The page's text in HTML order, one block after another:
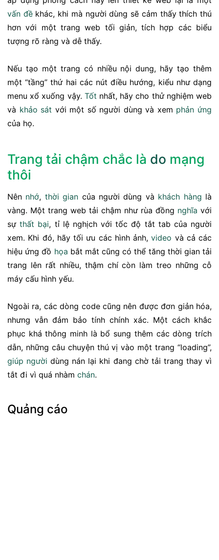
vấn đềkhác, khi mà người dùng sẽ cảm thấy thích thú
hơn với một trang web tối giản, tích hợp các biểu
tượng rõ ràng và dễ thấy.
Nếu tạo một trang có nhiều nội dung, hãy tạo thêm
một “tầng” thứ hai các nút điều hướng, kiểu như dạng
menu xổ xuống vậy. Tốt nhất, hãy cho thử nghiệm web
và khảo sát với một số người dùng và xem phản ứng
của họ.
Trang tải chậm chắc là do mạng
thôi
Nên nhớ, thời gian của người dùng và khách hàng là
vàng. Một trang web tải chậm như rùa đồng nghĩa với
sựthất bại, tỉ lệ nghịch với tốc độ tắt tab của người
xem. Khi đó, hãy tối ưu các hình ảnh,video và cả các
hiệu ứng đồ họa bắt mắt cũng có thể tăng thời gian tải
trang lên rất nhiều, thậm chí còn làm treo những cỗ
máy cấu hình yếu.
Ngoài ra, các dòng code cũng nên được đơn giản hóa,
nhưng vẫn đảm bảo tính chính xác. Một cách khắc
phục khá thông minh là bổ sung thêm các dòng trích
dẫn, những câu chuyện thú vị vào một trang “loading”,
giúp người dùng nán lại khi đang chờ tải trang thay vì
tắt đi vì quá nhàm chán.
Quảng cáo